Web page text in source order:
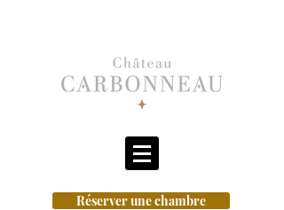
Réserver une chambre